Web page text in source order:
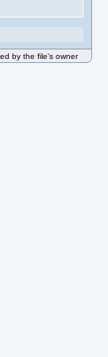
by the file's owner